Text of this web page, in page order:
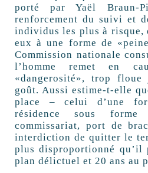
porté par Yaël Braun-
renforcement du suivi et
individus les plus à risque,
eux à une forme de
Commission nationale
l’homme remet en
«dangerosité», trop floue
goût. Aussi estime-t-elle
place – celui d’une
résidence sous
commissariat, port de
interdiction de quitter le
plus disproportionné qu’il
plan délictuel et 20 ans au